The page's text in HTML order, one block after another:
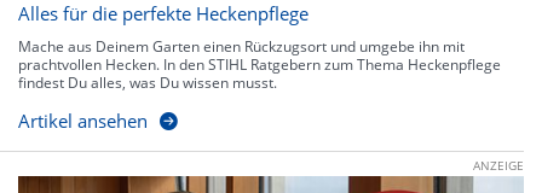
Alles für die perfekte Heckenpflege
Mache aus Deinem Garten einen Rückzugsort und umgebe ihn mit
prachtvollen Hecken. In den STIHL Ratgebern zum Thema Heckenpflege
findest Du alles, was Du wissen musst.
Artikel ansehen
ANZEIGE